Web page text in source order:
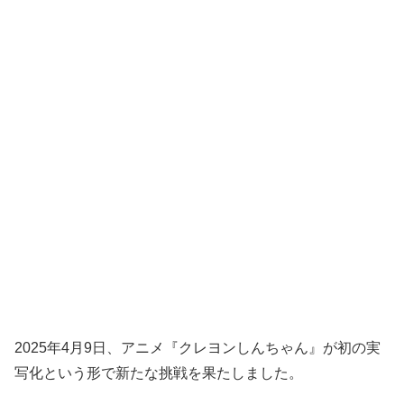
2025年4月9日、アニメ『クレヨンしんちゃん』が初の実
写化という形で新たな挑戦を果たしました。